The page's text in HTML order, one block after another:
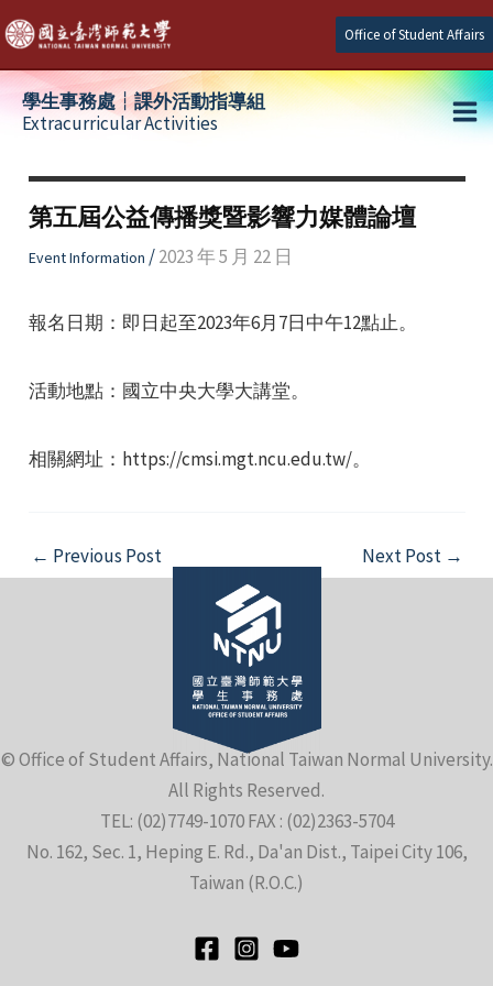
Skip
to
content
Office of Student Affairs
學生事務處┆課外活動指導組
Extracurricular Activities
第五屆公益傳播獎暨影響力媒體論壇
Event Information /2023 年 5 月 22 日
報名日期：即日起至2023年6月7日中午12點止。
活動地點：國立中央大學大講堂。
相關網址：https://cmsi.mgt.ncu.edu.tw/。
Post
navigation
← Previous Post Next Post →
© Office of Student Affairs, National Taiwan Normal University.
All Rights Reserved.
TEL: (02)7749-1070 FAX : (02)2363-5704
No. 162, Sec. 1, Heping E. Rd., Da'an Dist., Taipei City 106,
Taiwan (R.O.C.)